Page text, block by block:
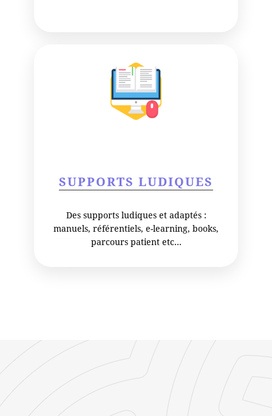
SUPPORTS LUDIQUES
Des supports ludiques et adaptés :
manuels, référentiels, e-learning, books,
parcours patient etc…